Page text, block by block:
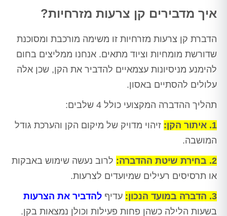
איך מדבירים קן צרעות מזרחיות?
הדברת קן צרעות מזרחיות זו משימה מורכבת ומסוכנת
שדורשת מומחיות וציוד מתאים. אנחנו ממליצים בחום
להימנע מניסיונות עצמאיים להדביר את הקן, שכן אלה
עלולים להסתיים באסון.
תהליך ההדברה המקצועי כולל 4 שלבים:
1. איתור הקן:
זיהוי מדויק של מיקום הקן והערכת גודל
המושבה.
2. בחירת שיטת ההדברה:
לרוב נעשה שימוש באבקות
או תרסיסים רעילים שמיועדים לצרעות.
3. הדברה במועד הנכון:
עדיף להדביר את הצרעות
בשעות הלילה כשהן פחות פעילות וכולן נמצאות בקן.